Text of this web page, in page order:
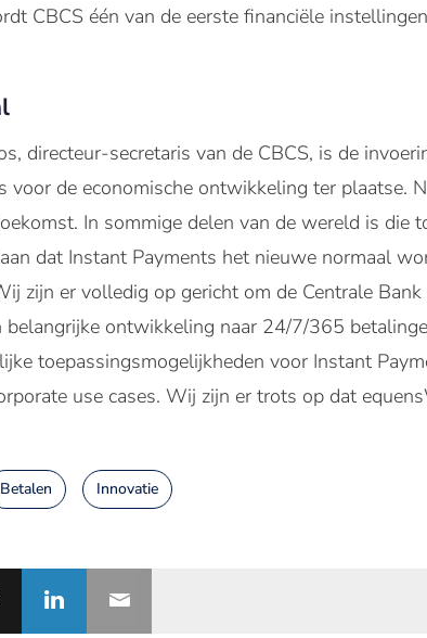
CBCS één van de eerste financiële
directeur-secretaris van de CBCS, is de
voor de economische ontwikkeling ter plaatse.
In sommige delen van de wereld is die
dat Instant Payments het nieuwe normaal
zijn er volledig op gericht om de Centrale
belangrijke ontwikkeling naar 24/7/365
toepassingsmogelijkheden voor Instant
use cases. Wij zijn er trots op dat
Betalen Innovatie